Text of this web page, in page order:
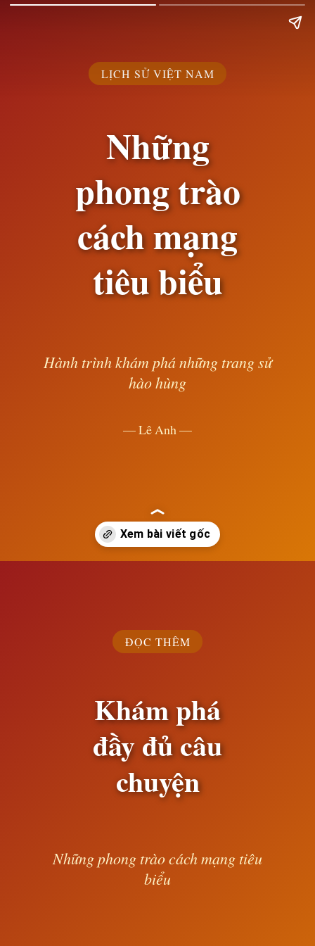
LỊCH SỬ VIỆT NAM
Những
phong trào
cách mạng
tiêu biểu
Hành trình khám phá những trang sử
hào hùng
— Lê Anh —
ĐỌC THÊM
Khám phá
đầy đủ câu
chuyện
Những phong trào cách mạng tiêu
biểu